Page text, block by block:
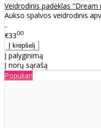
Veidrodinis padėklas "Dream
Aukso spalvos veidrodinis
..
€3300
Į palyginimą
Į norų sąrašą
Populiari